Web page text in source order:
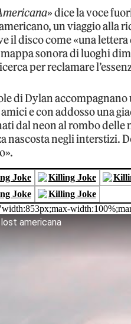
» dice la voce
un viaggio alla
il disco come «una
mappa sonora di luoghi
per reclamare
di Dylan
e con addosso una
dal neon al rombo delle
nascosta negli interstizi.
americana